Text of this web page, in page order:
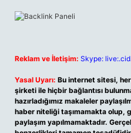
Reklam ve İletişim: Skype:
Yasal Uyarı: Bu internet sitesi,
şirketi ile hiçbir bağlantısı
hazırladığımız makaleler
haber niteliği taşımamakta olup,
paylaşım yapılmamaktadır.